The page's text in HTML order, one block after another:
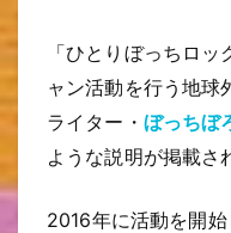
「ひとりぼっちロ
ャン活動を行う地球
ライター・ ぼっちぼ
ような説明が掲載さ
2016年に活動を開